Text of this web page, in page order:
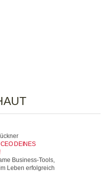
DEINES
Business-Tools,
Leben erfolgreich